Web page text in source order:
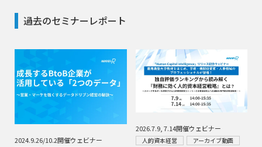
過去のセミナーレポート
2024.9.26/10.2開催ウェビナー
2026.7.9, 7.14開催ウェビナー
人的資本経営 アーカイブ動画